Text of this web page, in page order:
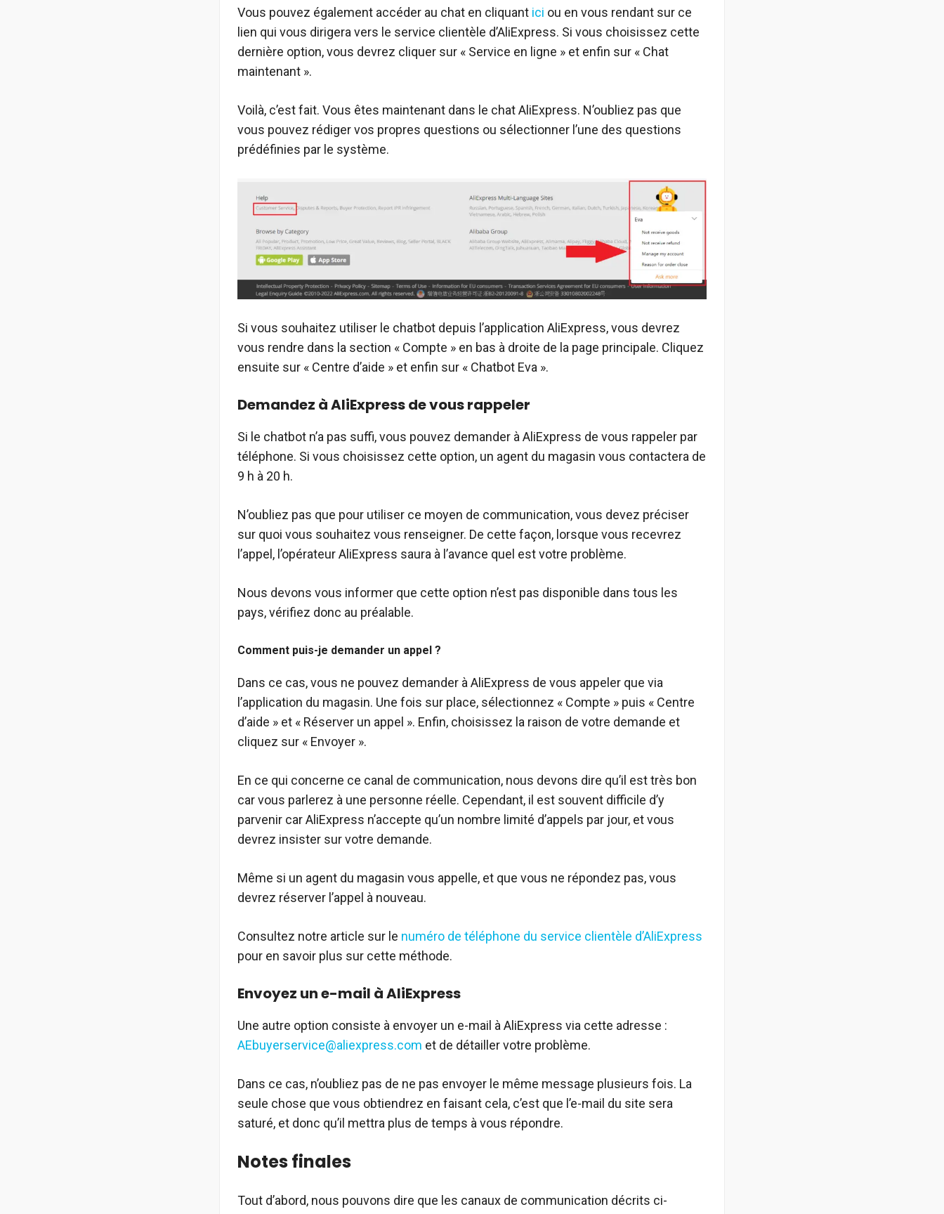
Vous pouvez également accéder au chat en cliquant ici ou en vous rendant sur ce
lien qui vous dirigera vers le service clientèle d’AliExpress. Si vous choisissez cette
dernière option, vous devrez cliquer sur « Service en ligne » et enfin sur « Chat
maintenant ».
Voilà, c’est fait. Vous êtes maintenant dans le chat AliExpress. N’oubliez pas que
vous pouvez rédiger vos propres questions ou sélectionner l’une des questions
prédéfinies par le système.
Si vous souhaitez utiliser le chatbot depuis l’application AliExpress, vous devrez
vous rendre dans la section « Compte » en bas à droite de la page principale. Cliquez
ensuite sur « Centre d’aide » et enfin sur « Chatbot Eva ».
Demandez à AliExpress de vous rappeler
Si le chatbot n’a pas suffi, vous pouvez demander à AliExpress de vous rappeler par
téléphone. Si vous choisissez cette option, un agent du magasin vous contactera de
9 h à 20 h.
N’oubliez pas que pour utiliser ce moyen de communication, vous devez préciser
sur quoi vous souhaitez vous renseigner. De cette façon, lorsque vous recevrez
l’appel, l’opérateur AliExpress saura à l’avance quel est votre problème.
Nous devons vous informer que cette option n’est pas disponible dans tous les
pays, vérifiez donc au préalable.
Comment puis-je demander un appel ?
Dans ce cas, vous ne pouvez demander à AliExpress de vous appeler que via
l’application du magasin. Une fois sur place, sélectionnez « Compte » puis « Centre
d’aide » et « Réserver un appel ». Enfin, choisissez la raison de votre demande et
cliquez sur « Envoyer ».
En ce qui concerne ce canal de communication, nous devons dire qu’il est très bon
car vous parlerez à une personne réelle. Cependant, il est souvent difficile d’y
parvenir car AliExpress n’accepte qu’un nombre limité d’appels par jour, et vous
devrez insister sur votre demande.
Même si un agent du magasin vous appelle, et que vous ne répondez pas, vous
devrez réserver l’appel à nouveau.
Consultez notre article sur le numéro de téléphone du service clientèle d’AliExpress
pour en savoir plus sur cette méthode.
Envoyez un e-mail à AliExpress
Une autre option consiste à envoyer un e-mail à AliExpress via cette adresse :
AEbuyerservice@aliexpress.com et de détailler votre problème.
Dans ce cas, n’oubliez pas de ne pas envoyer le même message plusieurs fois. La
seule chose que vous obtiendrez en faisant cela, c’est que l’e-mail du site sera
saturé, et donc qu’il mettra plus de temps à vous répondre.
Notes finales
Tout d’abord, nous pouvons dire que les canaux de communication décrits ci-